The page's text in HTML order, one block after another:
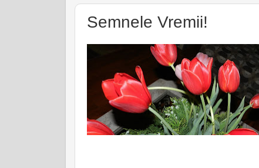
Semnele Vremii!